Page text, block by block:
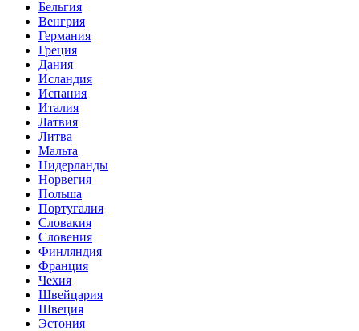
Бельгия
Венгрия
Германия
Греция
Дания
Исландия
Испания
Италия
Латвия
Литва
Мальта
Нидерланды
Норвегия
Польша
Португалия
Словакия
Словения
Финляндия
Франция
Чехия
Швейцария
Швеция
Эстония